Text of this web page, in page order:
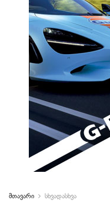
მთავარი სხვადასხვა